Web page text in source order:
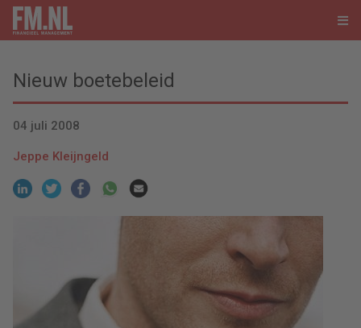
Nieuw boetebeleid
04 juli 2008
Jeppe Kleijngeld